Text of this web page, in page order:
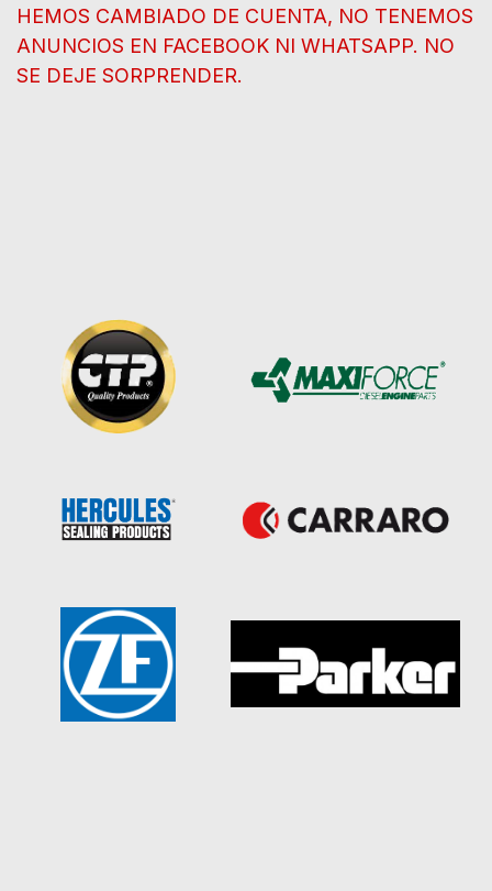
HEMOS CAMBIADO DE CUENTA, NO TENEMOS
ANUNCIOS EN FACEBOOK NI WHATSAPP. NO
SE DEJE SORPRENDER.